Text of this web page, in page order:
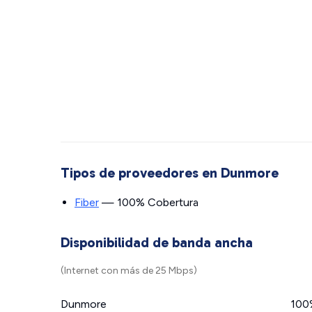
Tipos de proveedores en Dunmore
Fiber — 100% Cobertura
Disponibilidad de banda ancha
(Internet con más de 25 Mbps)
Dunmore